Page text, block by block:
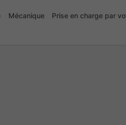
Mécanique
Prise en charge par